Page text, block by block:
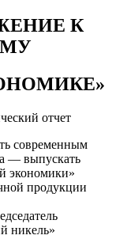
К
отчет
современным
— выпускать
экономики»
продукции
никель»